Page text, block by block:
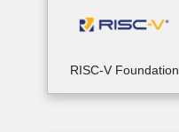
RISC-V Foundation